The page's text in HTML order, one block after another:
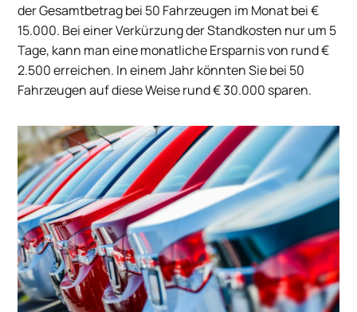
der Gesamtbetrag bei 50 Fahrzeugen im Monat bei €
15.000. Bei einer Verkürzung der Standkosten nur um 5
Tage, kann man eine monatliche Ersparnis von rund €
2.500 erreichen. In einem Jahr könnten Sie bei 50
Fahrzeugen auf diese Weise rund € 30.000 sparen.